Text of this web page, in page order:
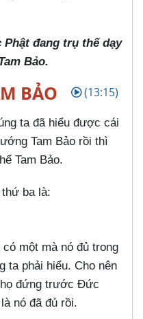
đang trụ thế dạy
Bảo.
BẢO (13:15)
ta đã hiểu được cái
Tam Bảo rồi thì
Tam Bảo.
thứ ba là:
một mà nó đủ trong
ta phải hiểu. Cho nên
đứng trước Đức
nó đã đủ rồi.